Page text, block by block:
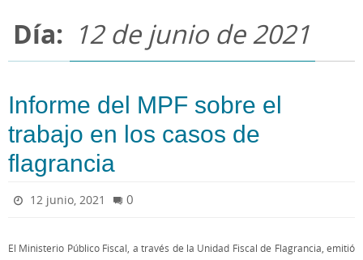
Día: 12 de junio de 2021
Informe del MPF sobre el
trabajo en los casos de
flagrancia
12 junio, 2021 0
El Ministerio Público Fiscal, a través de la Unidad Fiscal de Flagrancia, emitió